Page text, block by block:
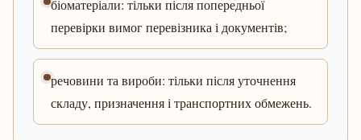
біоматеріали: тільки після попередньої
перевірки вимог перевізника і документів;
речовини та вироби: тільки після уточнення
складу, призначення і транспортних обмежень.